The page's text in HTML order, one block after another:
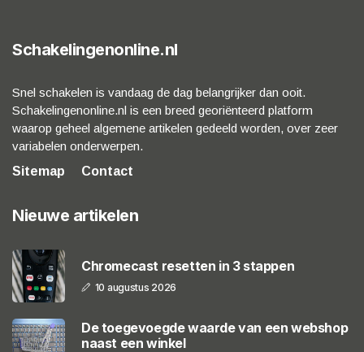
Schakelingenonline.nl
Snel schakelen is vandaag de dag belangrijker dan ooit.
Schakelingenonline.nl is een breed georiënteerd platform
waarop geheel algemene artikelen gedeeld worden, over zeer
variabelen onderwerpen.
Sitemap
Contact
Nieuwe artikelen
Chromecast resetten in 3 stappen
10 augustus 2026
De toegevoegde waarde van een webshop
naast een winkel